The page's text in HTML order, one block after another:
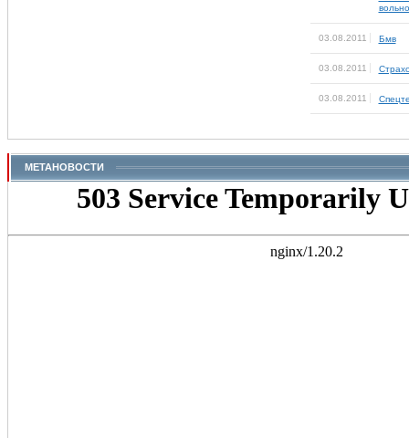
03.08.2011 Бмв
03.08.2011
03.08.2011
МЕТАНОВОСТИ